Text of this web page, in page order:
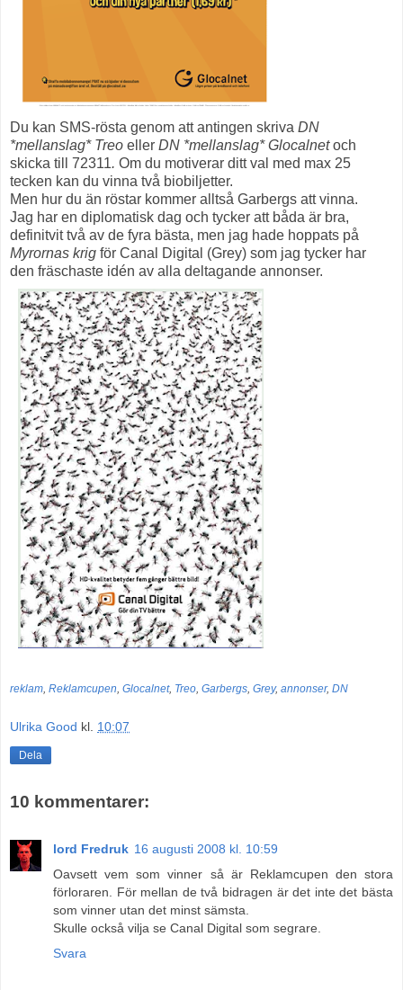
Du kan SMS-rösta genom att antingen skriva DN
*mellanslag* Treo eller DN *mellanslag*Glocalnetoch
skicka till
72311. Om du motiverar ditt val med max 25
tecken kan du vinna två biobiljetter.
Men hur du än röstar kommer alltså Garbergs att vinna.
Jag har en diplomatisk dag och tycker att båda är bra,
definitvit två av de fyra bästa, men jag hade hoppats på
Myrornas krig för Canal Digital (Grey) som jag tycker har
den fräschaste idén av alla deltagande annonser.
reklam, Reklamcupen, Glocalnet, Treo, Garbergs, Grey, annonser, DN
Ulrika Good kl. 10:07
Dela
10 kommentarer:
lord Fredruk 16 augusti 2008 kl. 10:59
Oavsett vem som vinner så är Reklamcupen den stora
förloraren. För mellan de två bidragen är det inte det bästa
som vinner utan det minst sämsta.
Skulle också vilja se Canal Digital som segrare.
Svara